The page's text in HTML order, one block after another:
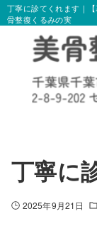
丁寧に診てくれます｜
骨整復くるみの実
丁寧に
2025年9月21日